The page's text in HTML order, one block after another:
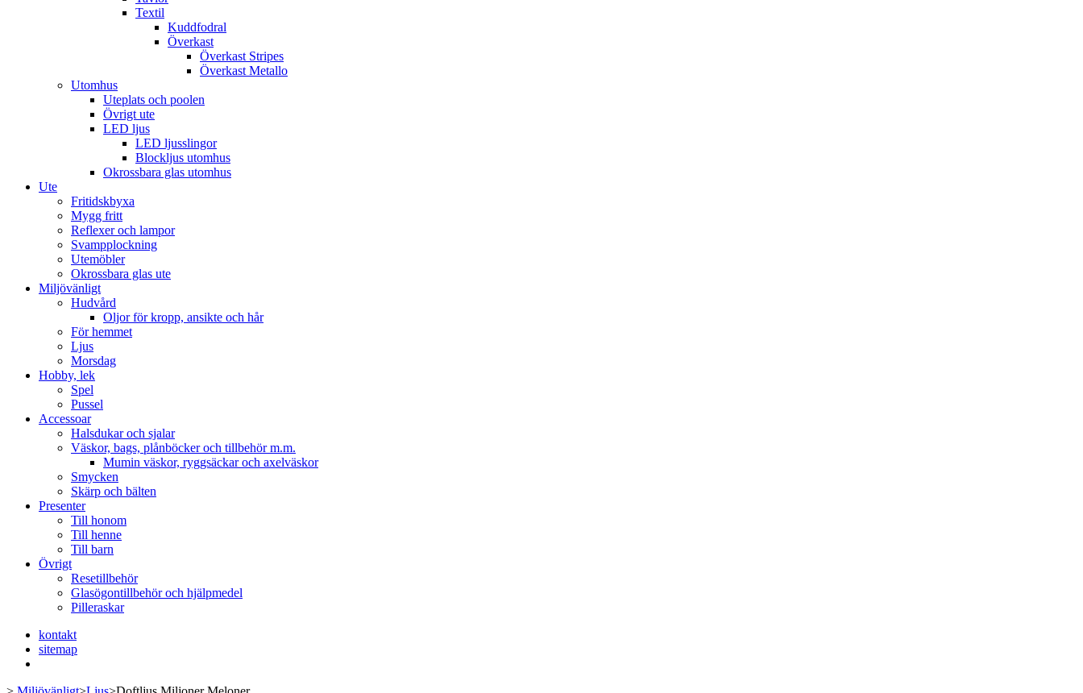
Textil
Kuddfodral
Överkast
Överkast Stripes
Överkast Metallo
Utomhus
Uteplats och poolen
Övrigt ute
LED ljus
LED ljusslingor
Blockljus utomhus
Okrossbara glas utomhus
Ute
Fritidskbyxa
Mygg fritt
Reflexer och lampor
Svampplockning
Utemöbler
Okrossbara glas ute
Miljövänligt
Hudvård
Oljor för kropp, ansikte och hår
För hemmet
Ljus
Morsdag
Hobby, lek
Spel
Pussel
Accessoar
Halsdukar och sjalar
Väskor, bags, plånböcker och tillbehör m.m.
Mumin väskor, ryggsäckar och axelväskor
Smycken
Skärp och bälten
Presenter
Till honom
Till henne
Till barn
Övrigt
Resetillbehör
Glasögontillbehör och hjälpmedel
Pilleraskar
kontakt
sitemap